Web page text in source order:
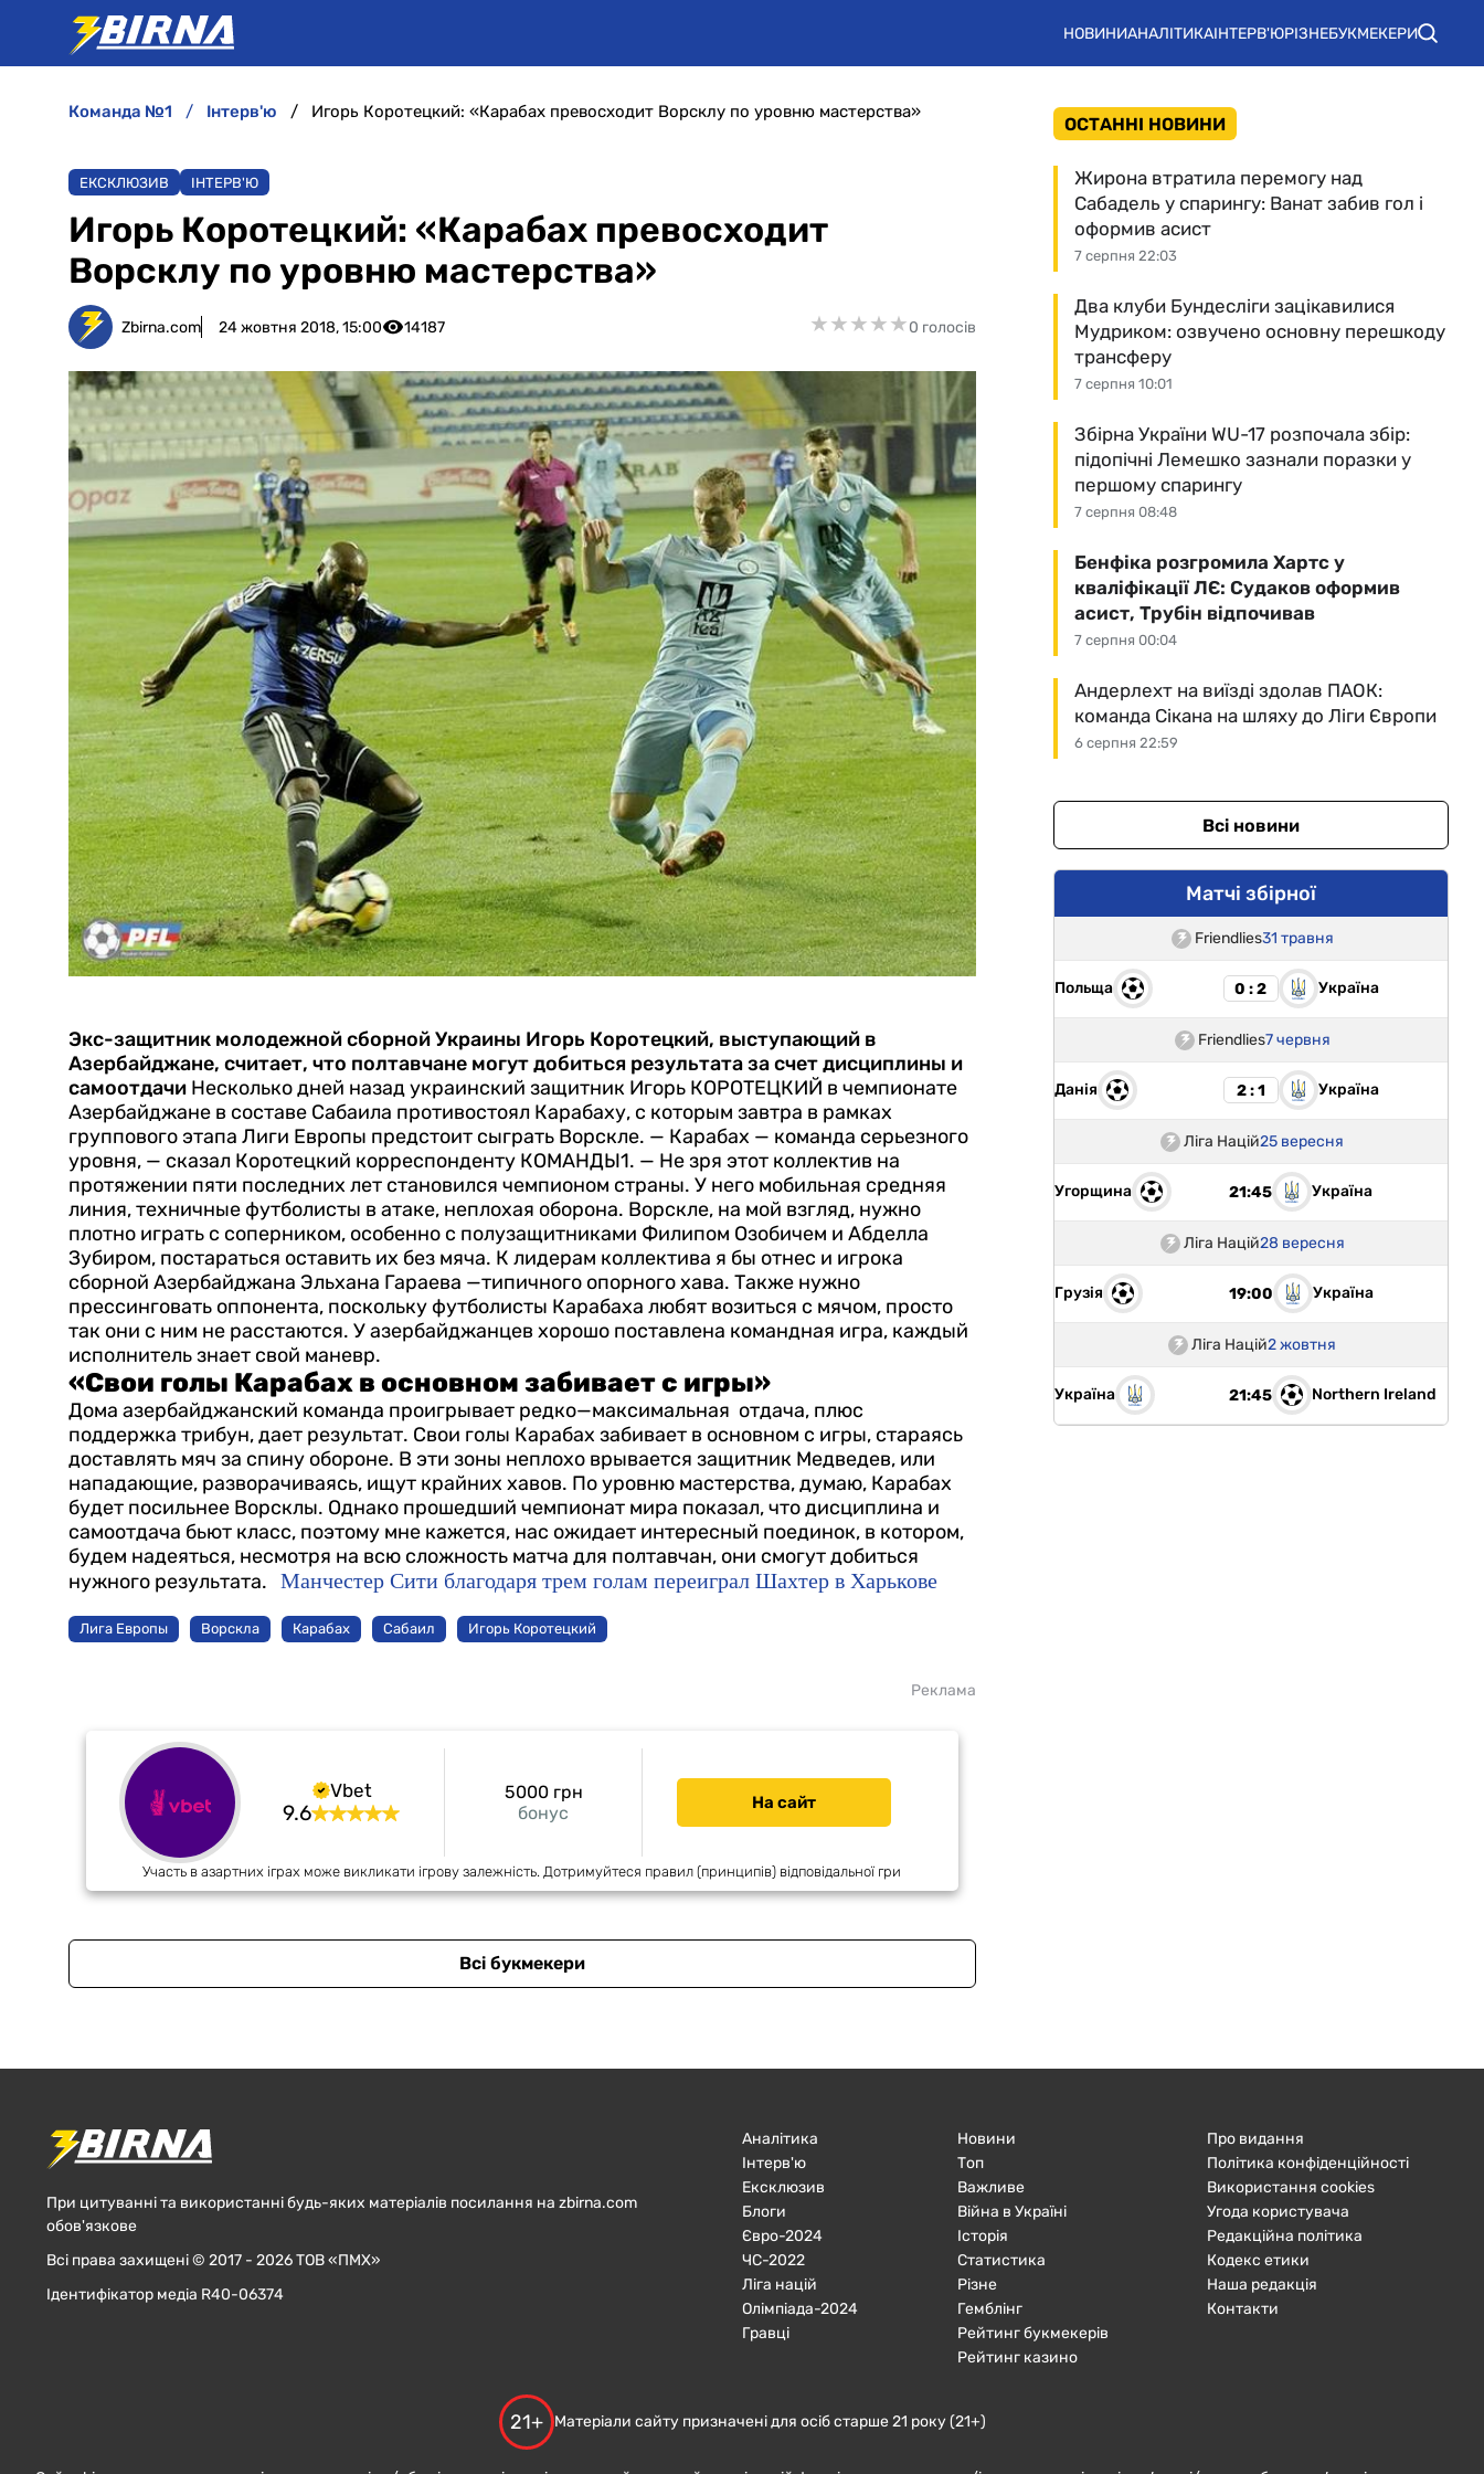
НОВИНИАНАЛІТИКАІНТЕРВ'ЮРІЗНЕБУКМЕКЕРИ
команда №1 інтерв'ю Игорь Коротецкий: «Карабах превосходит Ворсклу по уровню мастерства»
ЕКСКЛЮЗИВ ІНТЕРВ'Ю
Игорь Коротецкий: «Карабах превосходит
Ворсклу по уровню мастерства»
Zbirna.com 24 жовтня 2018, 15:00 14187 ★★★★★
★★★★★0 голосів
Экс-защитник молодежной сборной Украины Игорь Коротецкий, выступающий в
Азербайджане, считает, что полтавчане могут добиться результата за счет дисциплины и
самоотдачи Несколько дней назад украинский защитник Игорь КОРОТЕЦКИЙ в чемпионате
Азербайджане в составе Сабаила противостоял Карабаху, с которым завтра в рамках
группового этапа Лиги Европы предстоит сыграть Ворскле. — Карабах — команда серьезного
уровня, — сказал Коротецкий корреспонденту КОМАНДЫ1. — Не зря этот коллектив на
протяжении пяти последних лет становился чемпионом страны. У него мобильная средняя
линия, техничные футболисты в атаке, неплохая оборона. Ворскле, на мой взгляд, нужно
плотно играть с соперником, особенно с полузащитниками Филипом Озобичем и Абделла
Зубиром, постараться оставить их без мяча. К лидерам коллектива я бы отнес и игрока
сборной Азербайджана Эльхана Гараева —типичного опорного хава. Также нужно
прессинговать оппонента, поскольку футболисты Карабаха любят возиться с мячом, просто
так они с ним не расстаются. У азербайджанцев хорошо поставлена командная игра, каждый
исполнитель знает свой маневр.
«Свои голы Карабах в основном забивает с игры»
Дома азербайджанский команда проигрывает редко—максимальная отдача, плюс
поддержка трибун, дает результат. Свои голы Карабах забивает в основном с игры, стараясь
доставлять мяч за спину обороне. В эти зоны неплохо врывается защитник Медведев, или
нападающие, разворачиваясь, ищут крайних хавов. По уровню мастерства, думаю, Карабах
будет посильнее Ворсклы. Однако прошедший чемпионат мира показал, что дисциплина и
самоотдача бьют класс, поэтому мне кажется, нас ожидает интересный поединок, в котором,
будем надеяться, несмотря на всю сложность матча для полтавчан, они смогут добиться
нужного результата. Манчестер Сити благодаря трем голам переиграл Шахтер в Харькове
Лига Европы Ворскла Карабах Сабаил Игорь Коротецкий
Реклама
Vbet
9.6 бонус
5000 грн На сайт
Участь в азартних іграх може викликати ігрову залежність. Дотримуйтеся правил (принципів) відповідальної гри
Всі букмекери
ОСТАННІ НОВИНИ
7 серпня 22:03
Жирона втратила перемогу над
Сабадель у спарингу: Ванат забив гол і
оформив асист
7 серпня 10:01
Два клуби Бундесліги зацікавилися
Мудриком: озвучено основну перешкоду
трансферу
7 серпня 08:48
Збірна України WU-17 розпочала збір:
підопічні Лемешко зазнали поразки у
першому спарингу
7 серпня 00:04
Бенфіка розгромила Хартс у
кваліфікації ЛЄ: Судаков оформив
асист, Трубін відпочивав
6 серпня 22:59
Андерлехт на виїзді здолав ПАОК:
команда Сікана на шляху до Ліги Європи
Всі новини
Матчі збірної
Friendlies31 травня
Польща 0 : 2 Україна
Friendlies7 червня
Данія 2 : 1 Україна
Ліга Націй25 вересня
Угорщина 21:45 Україна
Ліга Націй28 вересня
Грузія 19:00 Україна
Ліга Націй2 жовтня
Україна 21:45 Northern Ireland
При цитуванні та використанні будь-яких матеріалів посилання на zbirna.com
обов'язкове
Всі права захищені © 2017 - 2026 ТОВ «ПМХ»
Ідентифікатор медіа R40-06374
Аналітика
Інтерв'ю
Ексклюзив
Блоги
Євро-2024
ЧC-2022
Ліга націй
Олімпіада-2024
Гравці
Новини
Топ
Важливе
Війна в Україні
Історія
Статистика
Різне
Гемблінг
Рейтинг букмекерів
Рейтинг казино
Про видання
Політика конфіденційності
Використання cookies
Угода користувача
Редакційна політика
Кодекс етики
Наша редакція
Контакти
21+ Матеріали сайту призначені для осіб старше 21 року (21+)